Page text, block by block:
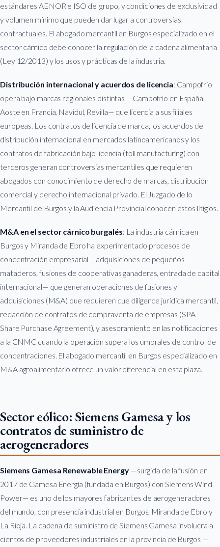
estándares AENOR e ISO del grupo, y condiciones de exclusividad
y volumen mínimo que pueden dar lugar a controversias
contractuales. El abogado mercantil en Burgos especializado en el
sector cárnico debe conocer la regulación de la cadena alimentaria
(Ley 12/2013) y los usos y prácticas de la industria.
Distribución internacional y acuerdos de licencia: Campofrío
opera bajo marcas regionales distintas —Campofrío en España,
Aoste en Francia, Navidul, Revilla— que licencia a sus filiales
europeas. Los contratos de licencia de marca, los acuerdos de
distribución internacional en mercados latinoamericanos y los
contratos de fabricación bajo licencia (toll manufacturing) con
terceros generan controversias mercantiles que requieren
abogados con conocimiento de derecho de marcas, distribución
comercial y derecho internacional privado. El Juzgado de lo
Mercantil de Burgos y la Audiencia Provincial conocen estos litigios.
M&A en el sector cárnico burgalés: La industria cárnica en
Burgos y Miranda de Ebro ha experimentado procesos de
concentración empresarial —adquisiciones de pequeños
mataderos, fusiones de cooperativas ganaderas, entrada de capital
internacional— que generan operaciones de fusiones y
adquisiciones (M&A) que requieren due diligence jurídica mercantil,
redacción de contratos de compraventa de empresas (SPA —
Share Purchase Agreement), y asesoramiento en las notificaciones
a la CNMC cuando la operación supera los umbrales de control de
concentraciones. El abogado mercantil en Burgos especializado en
M&A agroalimentario ofrece un valor diferencial en esta plaza.
Sector eólico: Siemens Gamesa y los
contratos de suministro de
aerogeneradores
Siemens Gamesa Renewable Energy—surgida de la fusión en
2017 de Gamesa Energía (fundada en Burgos) con Siemens Wind
Power— es uno de los mayores fabricantes de aerogeneradores
del mundo, con presencia industrial en Burgos, Miranda de Ebro y
La Rioja. La cadena de suministro de Siemens Gamesa involucra a
cientos de proveedores industriales en la provincia de Burgos —